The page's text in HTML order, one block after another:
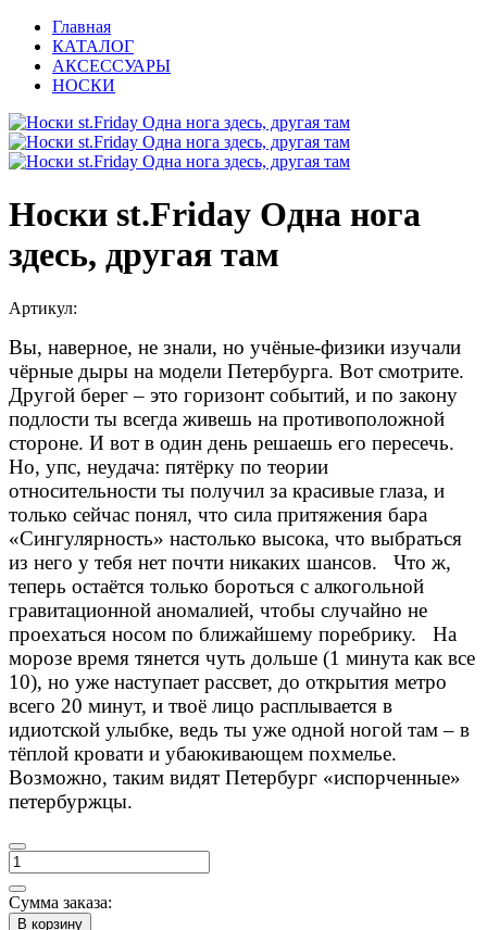
Главная
КАТАЛОГ
АКСЕССУАРЫ
НОСКИ
Носки st.Friday Одна нога
здесь, другая там
Артикул:
Вы, наверное, не знали, но учёные-физики изучали
чёрные дыры на модели Петербурга. Вот смотрите.
Другой берег – это горизонт событий, и по закону
подлости ты всегда живешь на противоположной
стороне. И вот в один день решаешь его пересечь.
Но, упс, неудача: пятёрку по теории
относительности ты получил за красивые глаза, и
только сейчас понял, что сила притяжения бара
«Сингулярность» настолько высока, что выбраться
из него у тебя нет почти никаких шансов. Что ж,
теперь остаётся только бороться с алкогольной
гравитационной аномалией, чтобы случайно не
проехаться носом по ближайшему поребрику. На
морозе время тянется чуть дольше (1 минута как все
10), но уже наступает рассвет, до открытия метро
всего 20 минут, и твоё лицо расплывается в
идиотской улыбке, ведь ты уже одной ногой там – в
тёплой кровати и убаюкивающем похмелье.
Возможно, таким видят Петербург «испорченные»
петербуржцы.
Сумма заказа:
В корзину